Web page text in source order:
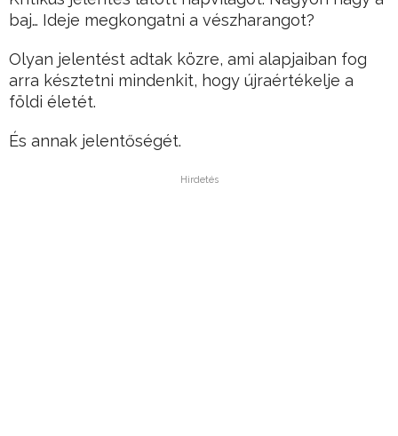
baj… Ideje megkongatni a vészharangot?
Olyan jelentést adtak közre, ami alapjaiban fog
arra késztetni mindenkit, hogy újraértékelje a
földi életét.
És annak jelentőségét.
Hirdetés